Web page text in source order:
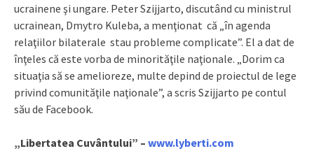
ucrainene şi ungare. Peter Szijjarto, discutând cu ministrul
ucrainean, Dmytro Kuleba, a menţionat că „în agenda
relaţiilor bilaterale stau probleme complicate”. El a dat de
înţeles că este vorba de minorităţile naţionale. „Dorim ca
situaţia să se amelioreze, multe depind de proiectul de lege
privind comunităţile naţionale”, a scris Szijjarto pe contul
său de Facebook.
„Libertatea Cuvântului” – www.lyberti.com